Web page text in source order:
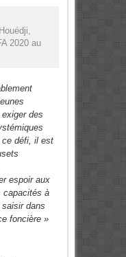
2020 au
des
ce défi, il est
espoir aux
capacités à
dans
foncière »